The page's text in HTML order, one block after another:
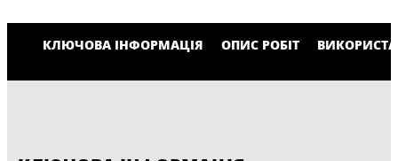
КЛЮЧОВА ІНФОРМАЦІЯ ОПИС РОБІТ